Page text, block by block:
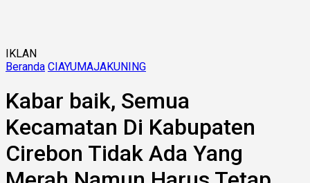
IKLAN
Beranda CIAYUMAJAKUNING
Kabar baik, Semua
Kecamatan Di Kabupaten
Cirebon Tidak Ada Yang